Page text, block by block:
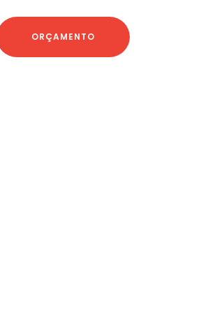
ORÇAMENTO